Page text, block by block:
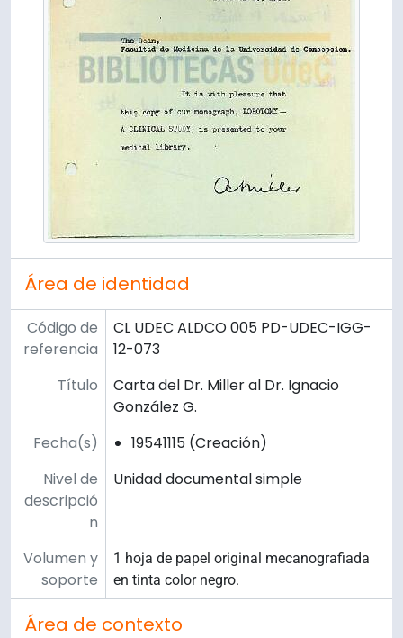
Área de identidad
Código de
referencia
CL UDEC ALDCO 005 PD-UDEC-IGG-
12-073
Título
Carta del Dr. Miller al Dr. Ignacio
González G.
Fecha(s)
19541115 (Creación)
Nivel de
descripció
n
Unidad documental simple
Volumen y
soporte
1 hoja de papel original mecanografiada
en tinta color negro.
Área de contexto